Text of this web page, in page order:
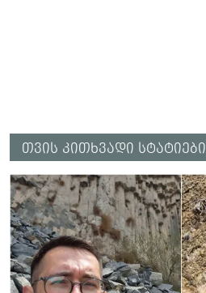
თვის კითხვადი სტატიები